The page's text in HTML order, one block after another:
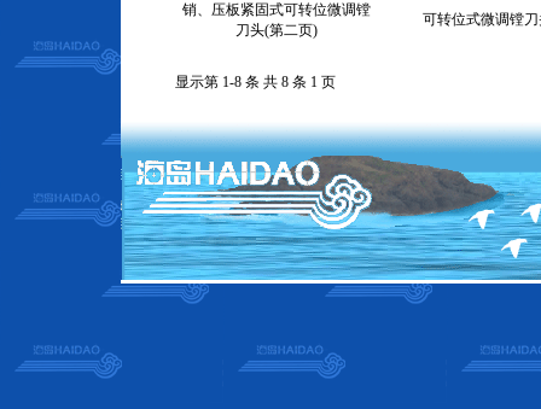
销、压板紧固式可转位微调镗
刀头(第二页)
可转位式微调镗刀
显示第 1-8 条 共 8 条 1 页